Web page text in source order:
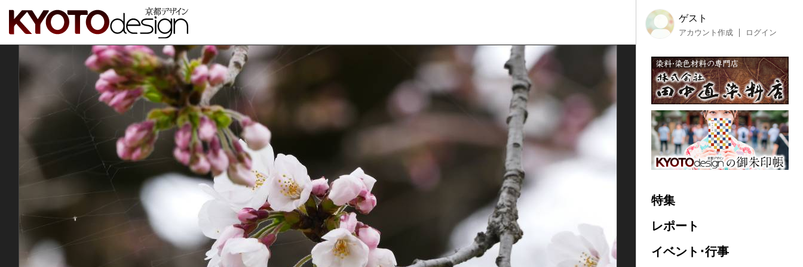
ゲスト
アカウント作成 ログイン
特集
レポート
イベント･行事